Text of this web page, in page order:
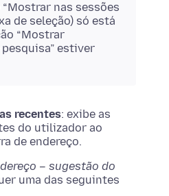
“Mostrar nas sessões
de seleção) só está
“Mostrar
estiver
recentes: exibe as
do utilizador ao
de endereço.
– sugestão do
uma das seguintes